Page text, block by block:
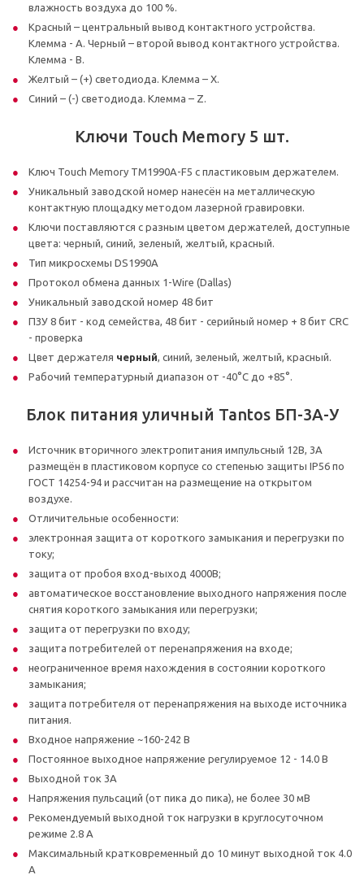
влажность воздуха до 100 %.
Красный – центральный вывод контактного устройства.
Клемма - А. Черный – второй вывод контактного устройства.
Клемма - В.
Желтый – (+) светодиода. Клемма – Х.
Синий – (-) светодиода. Клемма – Z.
Ключи Touch Memory 5 шт.
Ключ Touch Memory TM1990A-F5 с пластиковым держателем.
Уникальный заводской номер нанесён на металлическую
контактную площадку методом лазерной гравировки.
Ключи поставляются с разным цветом держателей, доступные
цвета: черный, синий, зеленый, желтый, красный.
Тип микросхемы DS1990A
Протокол обмена данных 1-Wire (Dallas)
Уникальный заводской номер 48 бит
ПЗУ 8 бит - код семейства, 48 бит - серийный номер + 8 бит CRC
- проверка
Цвет держателя черный , синий, зеленый, желтый, красный.
Рабочий температурный диапазон от -40°C до +85°.
Блок питания уличный Tantos БП-3А-У
Источник вторичного электропитания импульсный 12В, 3А
размещён в пластиковом корпусе со степенью защиты IP56 по
ГОСТ 14254-94 и рассчитан на размещение на открытом
воздухе.
Отличительные особенности:
электронная защита от короткого замыкания и перегрузки по
току;
защита от пробоя вход-выход 4000В;
автоматическое восстановление выходного напряжения после
снятия короткого замыкания или перегрузки;
защита от перегрузки по входу;
защита потребителей от перенапряжения на входе;
неограниченное время нахождения в состоянии короткого
замыкания;
защита потребителя от перенапряжения на выходе источника
питания.
Входное напряжение ~160-242 В
Постоянное выходное напряжение регулируемое 12 - 14.0 В
Выходной ток 3А
Напряжения пульсаций (от пика до пика), не более 30 мВ
Рекомендуемый выходной ток нагрузки в круглосуточном
режиме 2.8 А
Максимальный кратковременный до 10 минут выходной ток 4.0
А